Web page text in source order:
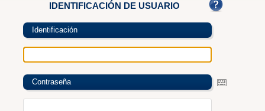
IDENTIFICACIÓN DE USUARIO
Identificación
Contraseña